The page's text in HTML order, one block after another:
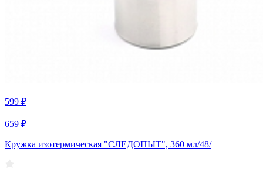
599 ₽
659 ₽
Кружка изотермическая "СЛЕДОПЫТ", 360 мл/48/